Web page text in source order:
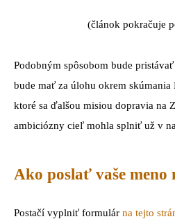
(článok pokračuje
Podobným spôsobom bude
bude mať za úlohu okrem
ktoré sa ďalšou misiou dopravia na
ambiciózny cieľ mohla splniť už v
Ako poslať vaše meno
Postačí vyplniť formulár na tejto